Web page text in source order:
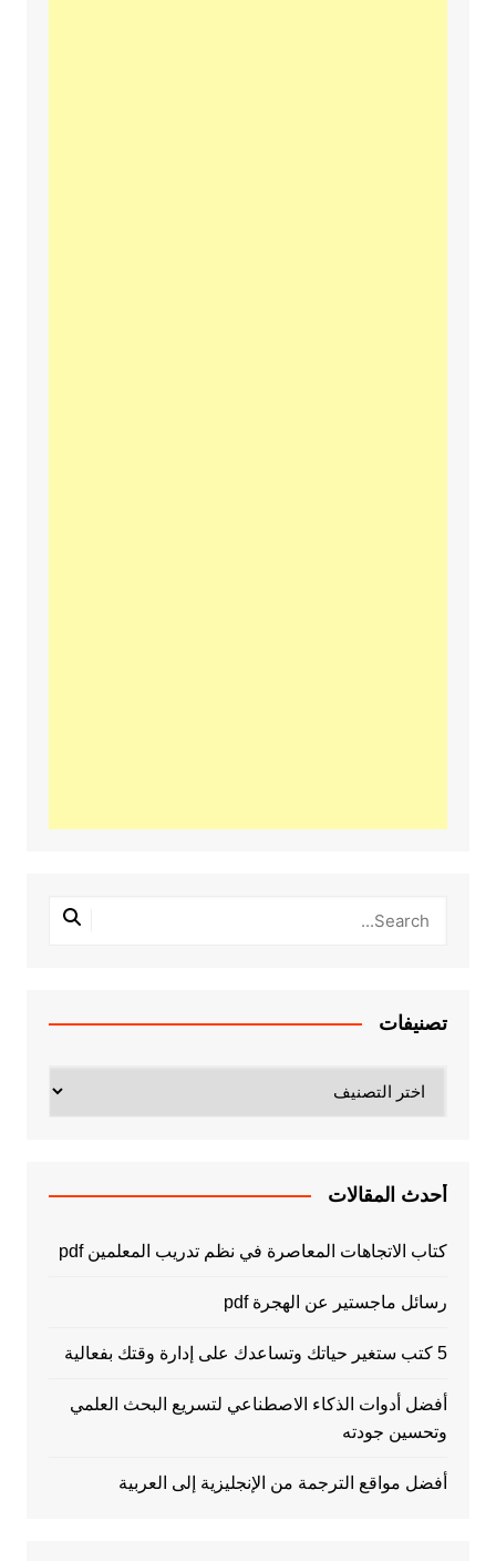
تصنيفات
أحدث المقالات
كتاب الاتجاهات المعاصرة في نظم تدريب المعلمين pdf
رسائل ماجستير عن الهجرة pdf
5 كتب ستغير حياتك وتساعدك على إدارة وقتك بفعالية
أفضل أدوات الذكاء الاصطناعي لتسريع البحث العلمي
وتحسين جودته
أفضل مواقع الترجمة من الإنجليزية إلى العربية